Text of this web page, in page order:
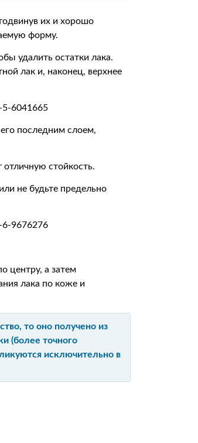
их и хорошо
форму.
удалить остатки лака.
лак и, наконец, верхнее
последним слоем,
отличную стойкость.
не будьте предельно
центру, а затем
лака по коже и
то оно получено из
(более точного
исключительно в